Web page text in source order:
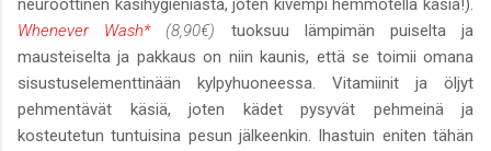
neuroottinen käsihygieniasta, joten kivempi hemmotella käsiä!).
Whenever Wash*(8,90€) tuoksuu lämpimän puiselta ja
mausteiselta ja pakkaus on niin kaunis, että se toimii omana
sisustuselementtinään kylpyhuoneessa. Vitamiinit ja öljyt
pehmentävät käsiä, joten kädet pysyvät pehmeinä ja
kosteutetun tuntuisina pesun jälkeenkin. Ihastuin eniten tähän